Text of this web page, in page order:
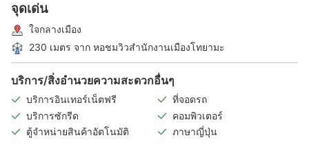
จุดเด่น
ใจกลางเมือง
230 เมตร จาก หอชมวิวสำนักงานเมืองโทยามะ
บริการ/สิ่งอำนวยความสะดวกอื่นๆ
บริการอินเทอร์เน็ตฟรี
ที่จอดรถ
บริการซักรีด
คอมพิวเตอร์
ตู้จำหน่ายสินค้าอัตโนมัติ
ภาษาญี่ปุ่น